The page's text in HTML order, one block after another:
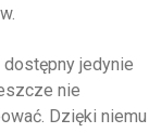
jedynie
nie
Dzięki niemu